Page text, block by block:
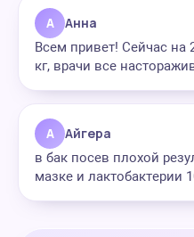
А Анна
Всем привет! Сейчас на
кг, врачи все
А Айгера
в бак посев плохой
мазке и лактобактерии